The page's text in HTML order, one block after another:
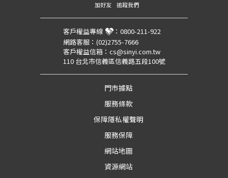
加好友 追蹤我們
客戶權益專線 ： 0800-211-922
網路客服： (02)2755-7666
客戶權益信箱： cs@sinyi.com.tw
110 台北市信義區信義路五段100號
門市據點
服務條款
保障隱私權聲明
服務保障
網站地圖
資源網站